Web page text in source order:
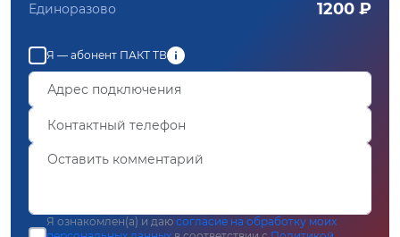
Единоразово 1200 ₽
Я — абонент ПАКТ ТВ
Я ознакомлен(а) и даю согласие на обработку моих